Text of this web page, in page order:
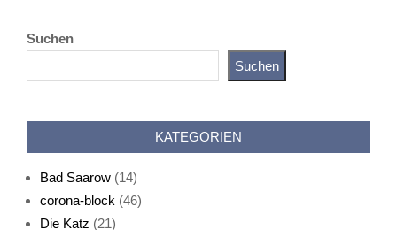
Suchen
Suchen
KATEGORIEN
Bad Saarow (14)
corona-block (46)
Die Katz (21)